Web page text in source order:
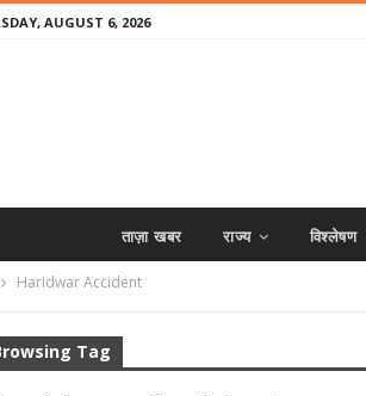
AUGUST 6, 2026
ताज़ा खबर राज्य विश्लेषण
Haridwar Accident
Tag